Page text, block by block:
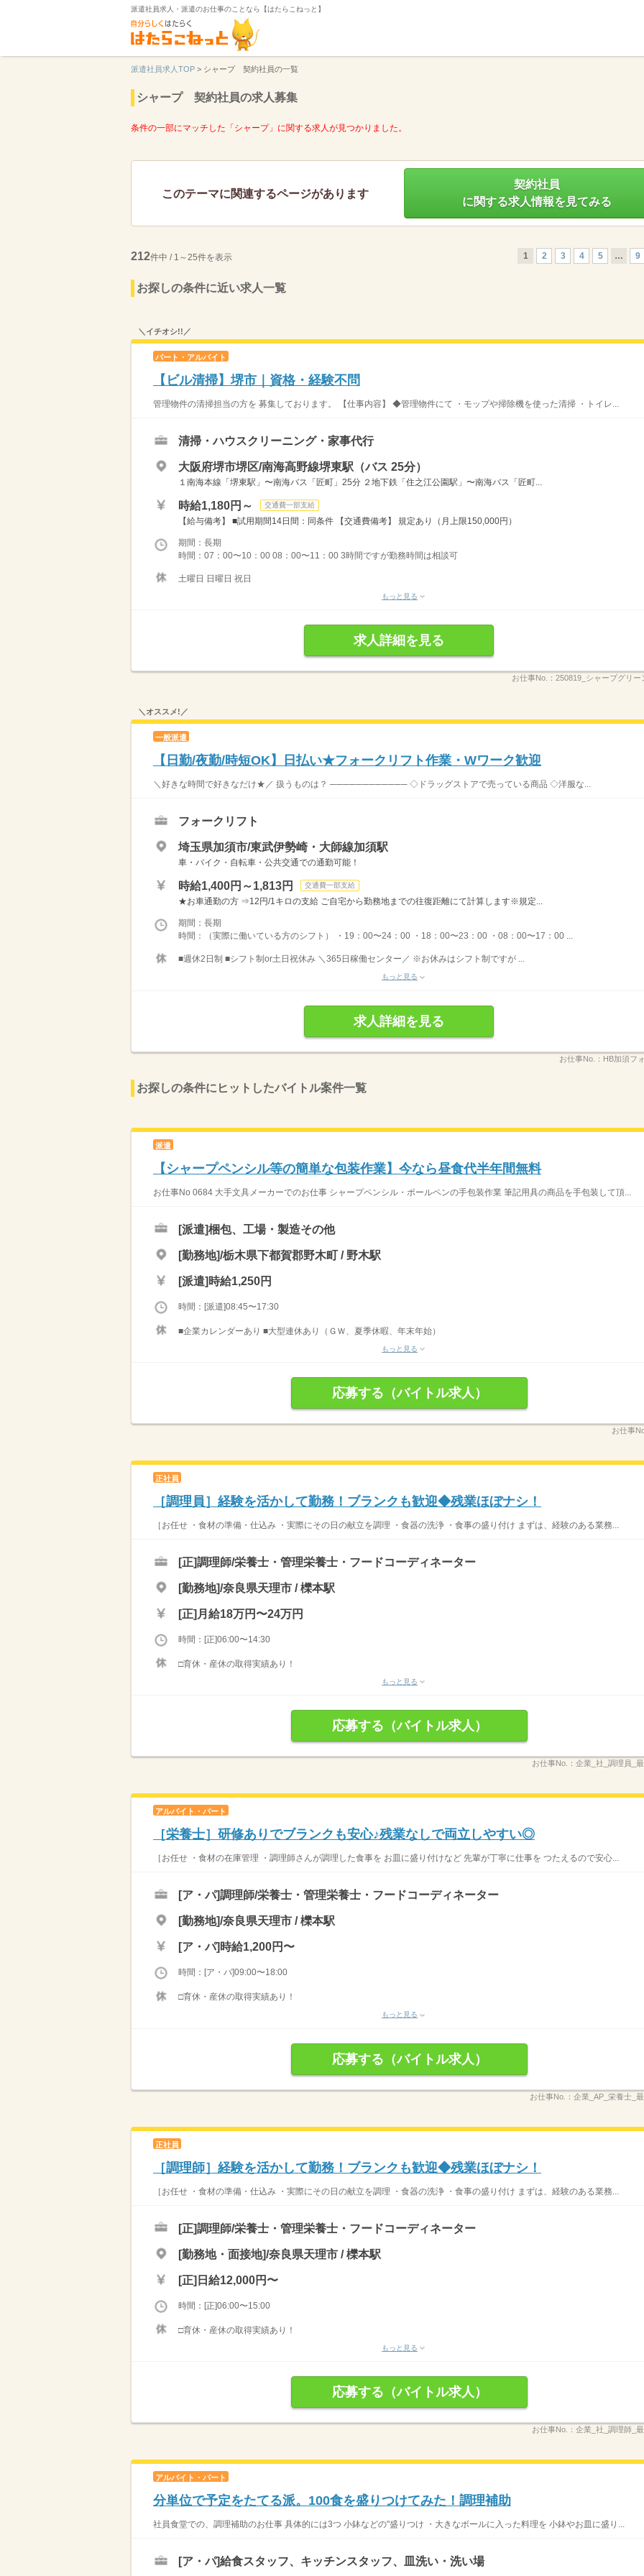
派遣社員求人・派遣のお仕事のことなら【はたらこねっと】
派遣社員求人TOP > シャープ 契約社員の一覧
シャープ 契約社員の求人募集
条件の一部にマッチした「シャープ」に関する求人が見つかりました。
このテーマに関連するページがあります
契約社員
に関する求人情報を見てみる
212件中 / 1～25件を表示 1 2 3 4 5 … 9
お探しの条件に近い求人一覧
＼イチオシ!!／
パート・アルバイト
【ビル清掃】堺市｜資格・経験不問
管理物件の清掃担当の方を 募集しております。 【仕事内容】 ◆管理物件にて ・モップや掃除機を使った清掃 ・トイレ...
清掃・ハウスクリーニング・家事代行
大阪府堺市堺区/南海高野線堺東駅（バス 25分）
１南海本線「堺東駅」〜南海バス「匠町」25分 ２地下鉄「住之江公園駅」〜南海バス「匠町...
時給1,180円～ 交通費一部支給
【給与備考】 ■試用期間14日間：同条件 【交通費備考】 規定あり（月上限150,000円）
期間：長期
時間：07：00〜10：00 08：00〜11：00 3時間ですが勤務時間は相談可
土曜日 日曜日 祝日
もっと見る
求人詳細を見る
お仕事No.： 250819_シャープグリー
＼オススメ!／
一般派遣
【日勤/夜勤/時短OK】日払い★フォークリフト作業・Wワーク歓迎
＼好きな時間で好きなだけ★／ 扱うものは？ ──────────── ◇ドラッグストアで売っている商品 ◇洋服な...
フォークリフト
埼玉県加須市/東武伊勢崎・大師線加須駅
車・バイク・自転車・公共交通での通勤可能！
時給1,400円～1,813円 交通費一部支給
★お車通勤の方 ⇒12円/1キロの支給 ご自宅から勤務地までの往復距離にて計算します※規定...
期間：長期
時間：（実際に働いている方のシフト） ・19：00〜24：00 ・18：00〜23：00 ・08：00〜17：00 ...
■週休2日制 ■シフト制or土日祝休み ＼365日稼働センター／ ※お休みはシフト制ですが ...
もっと見る
求人詳細を見る
お仕事No.： HB加須フ
お探しの条件にヒットしたバイトル案件一覧
派遣
【シャープペンシル等の簡単な包装作業】今なら昼食代半年間無料
お仕事No 0684 大手文具メーカーでのお仕事 シャープペンシル・ボールペンの手包装作業 筆記用具の商品を手包装して頂...
[派遣]梱包、工場・製造その他
[勤務地]/栃木県下都賀郡野木町 / 野木駅
[派遣] 時給1,250円
時間：[派遣]08:45〜17:30
■企業カレンダーあり ■大型連休あり（ＧＷ、夏季休暇、年末年始）
もっと見る
応募する（バイトル求人）
お仕事
正社員
［調理員］経験を活かして勤務！ブランクも歓迎◆残業ほぼナシ！
［お任せ ・食材の準備・仕込み ・実際にその日の献立を調理 ・食器の洗浄 ・食事の盛り付け まずは、経験のある業務...
[正]調理師/栄養士・管理栄養士・フードコーディネーター
[勤務地]/奈良県天理市 / 櫟本駅
[正] 月給18万円〜24万円
時間：[正]06:00〜14:30
□育休・産休の取得実績あり！
もっと見る
応募する（バイトル求人）
お仕事No.： 企業_社_調理員_
アルバイト・パート
［栄養士］研修ありでブランクも安心♪残業なしで両立しやすい◎
［お任せ ・食材の在庫管理 ・調理師さんが調理した食事を お皿に盛り付けなど 先輩が丁寧に仕事を つたえるので安心...
[ア・パ]調理師/栄養士・管理栄養士・フードコーディネーター
[勤務地]/奈良県天理市 / 櫟本駅
[ア・パ]時給1,200円〜
時間：[ア・パ]09:00〜18:00
□育休・産休の取得実績あり！
もっと見る
応募する（バイトル求人）
お仕事No.： 企業_AP_栄養士_
正社員
［調理師］経験を活かして勤務！ブランクも歓迎◆残業ほぼナシ！
［お任せ ・食材の準備・仕込み ・実際にその日の献立を調理 ・食器の洗浄 ・食事の盛り付け まずは、経験のある業務...
[正]調理師/栄養士・管理栄養士・フードコーディネーター
[勤務地・面接地]/奈良県天理市 / 櫟本駅
[正] 日給12,000円〜
時間：[正]06:00〜15:00
□育休・産休の取得実績あり！
もっと見る
応募する（バイトル求人）
お仕事No.： 企業_社_調理師_
アルバイト・パート
分単位で予定をたてる派。100食を盛りつけてみた！調理補助
社員食堂での、調理補助のお仕事 具体的には3つ 小鉢などの"盛りつけ ・大きなボールに入った料理を 小鉢やお皿に盛り...
[ア・パ]給食スタッフ、キッチンスタッフ、皿洗い・洗い場